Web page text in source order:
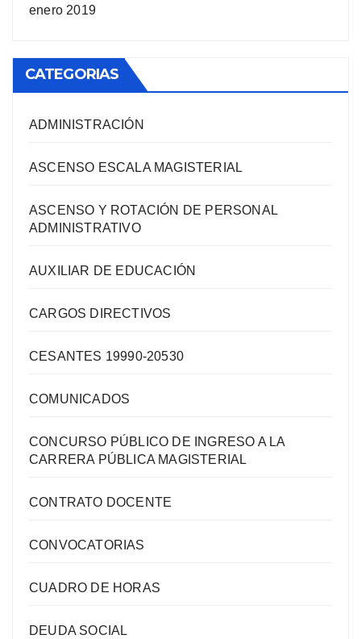
enero 2019
CATEGORIAS
ADMINISTRACIÓN
ASCENSO ESCALA MAGISTERIAL
ASCENSO Y ROTACIÓN DE PERSONAL
ADMINISTRATIVO
AUXILIAR DE EDUCACIÓN
CARGOS DIRECTIVOS
CESANTES 19990-20530
COMUNICADOS
CONCURSO PÚBLICO DE INGRESO A LA
CARRERA PÚBLICA MAGISTERIAL
CONTRATO DOCENTE
CONVOCATORIAS
CUADRO DE HORAS
DEUDA SOCIAL